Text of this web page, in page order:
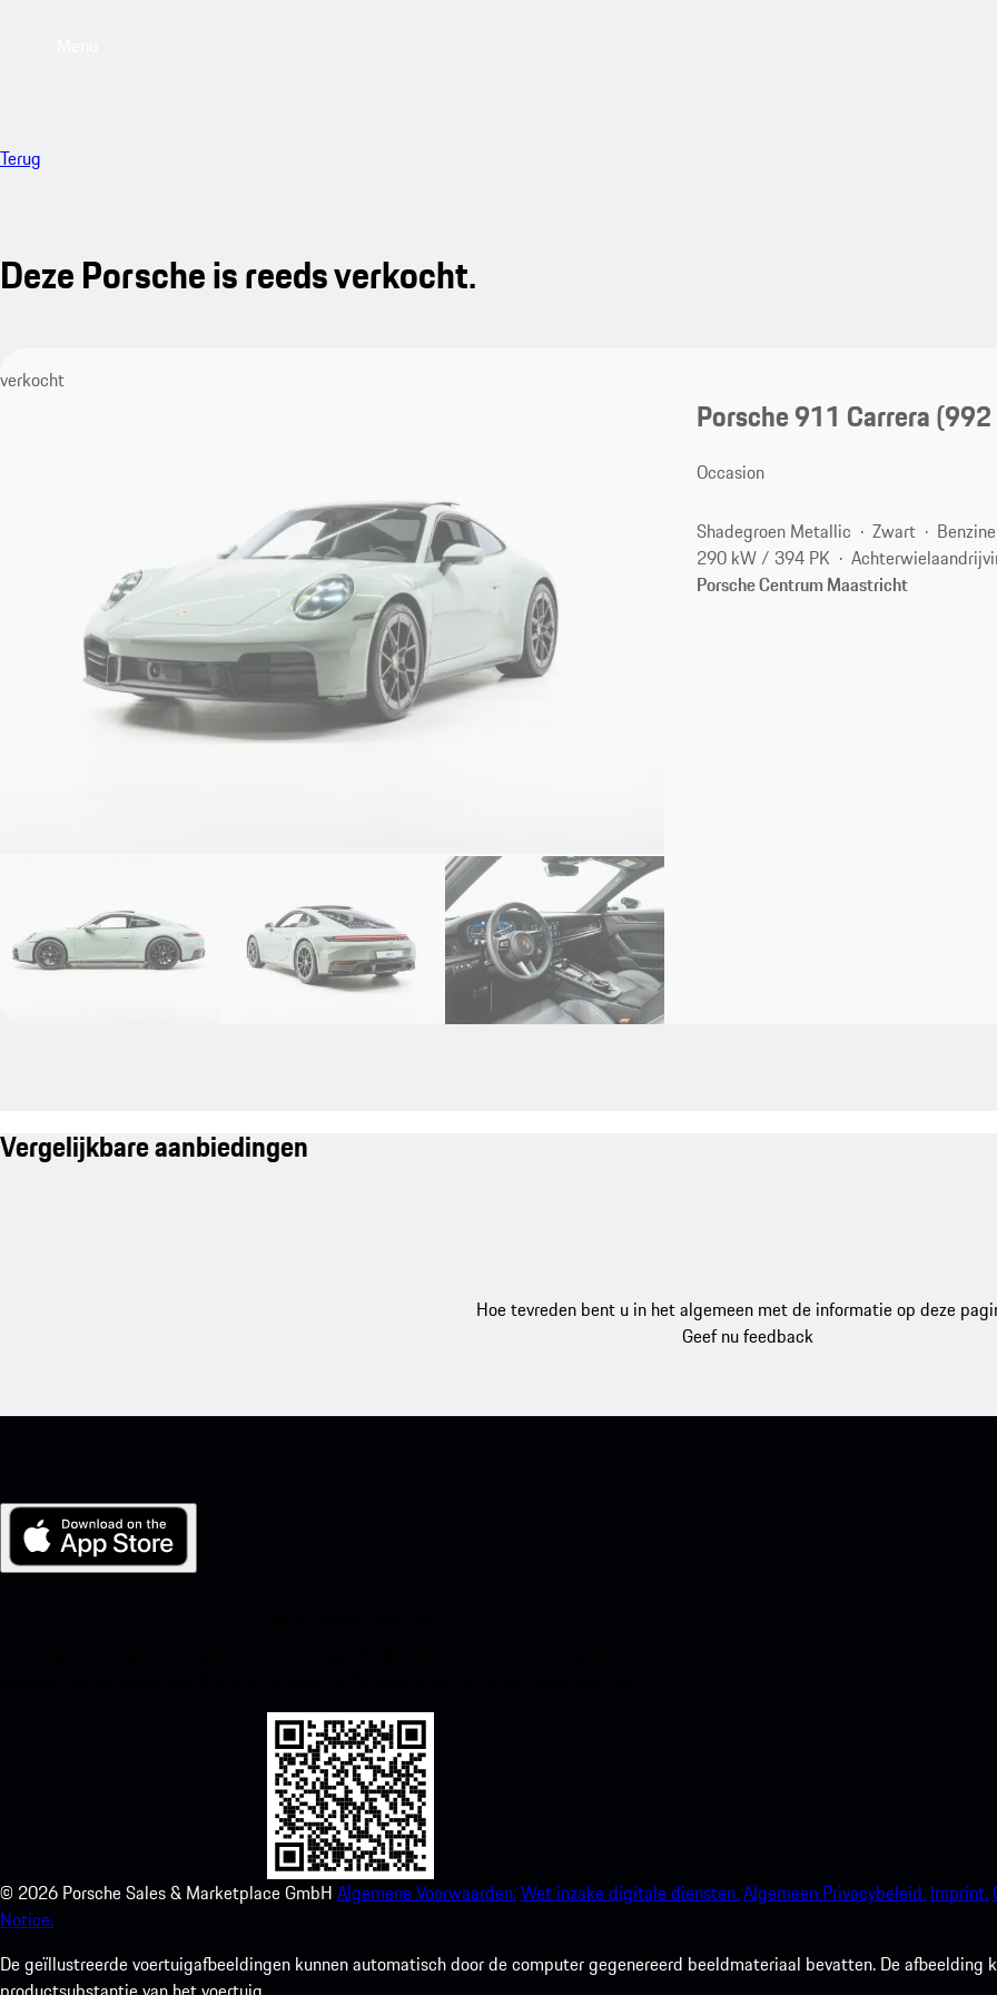
Terug
Deze Porsche is reeds verkocht.
verkocht
Porsche 911 Carrera
Occasion
Shadegroen Metallic Zwart
Benzine
290 kW / 394 PK
Porsche Centrum Maastricht
Vergelijkbare aanbiedingen
Hoe tevreden bent u in het algemeen met de informatie op deze
Geef nu feedback
© 2026 Porsche Sales & Marketplace GmbH Algemene Voorwaarden.Wet inzake digitale diensten.Algemeen Privacybeleid. Imprint.
Notice.
De geïllustreerde voertuigafbeeldingen kunnen automatisch door de computer gegenereerd beeldmateriaal bevatten. De